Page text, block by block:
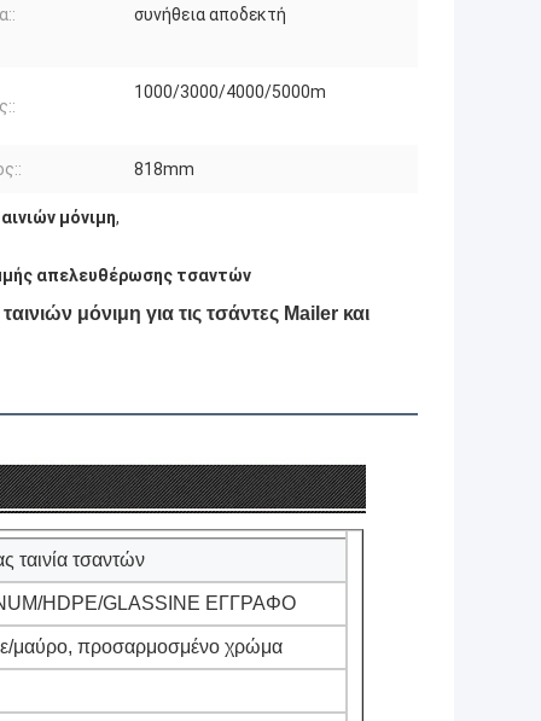
συνήθεια αποδεκτή
1000/3000/4000/5000m
818mm
μόνιμη,
απελευθέρωσης τσαντών
μόνιμη για τις τσάντες Mailer και
ταινία τσαντών
HDPE/GLASSINE ΕΓΓΡΑΦΟ
μαύρο, προσαρμοσμένο χρώμα